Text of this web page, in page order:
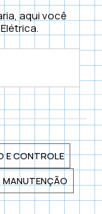
aqui você
E CONTROLE
MANUTENÇÃO